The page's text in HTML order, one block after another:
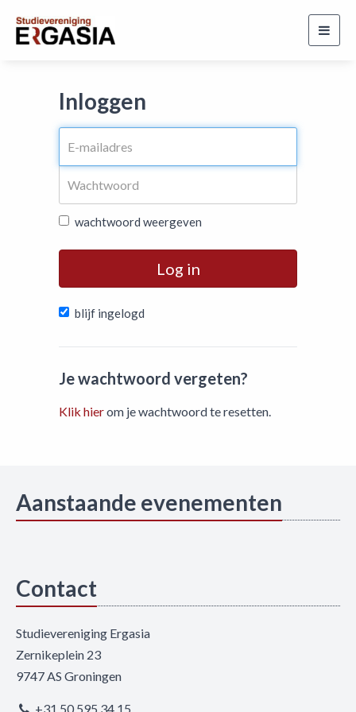
Inloggen
wachtwoord weergeven
Log in
blijf ingelogd
Je wachtwoord vergeten?
Klik hierom je wachtwoord te resetten.
Aanstaande evenementen
Contact
Studievereniging Ergasia
Zernikeplein 23
9747 AS Groningen
+31 50 595 34 15